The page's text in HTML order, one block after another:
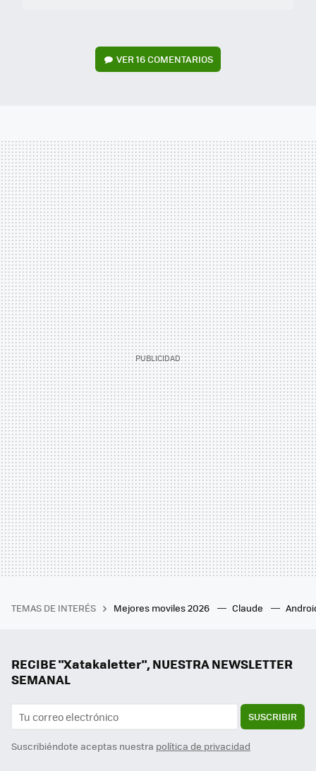
VER16 COMENTARIOS
TEMAS DE INTERÉS Mejores moviles 2026 Claude
RECIBE "Xatakaletter", NUESTRA NEWSLETTER
SEMANAL
SUSCRIBIR
Suscribiéndote aceptas nuestra política de privacidad